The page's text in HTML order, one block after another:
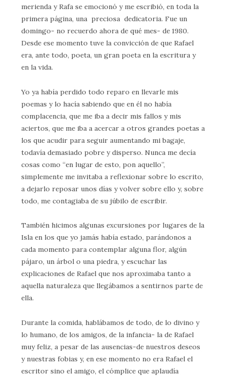
merienda y Rafa se emocionó y me escribió, en toda la
primera página, una preciosa dedicatoria. Fue un
domingo- no recuerdo ahora de qué mes- de 1980.
Desde ese momento tuve la convicción de que Rafael
era, ante todo, poeta, un gran poeta en la escritura y
en la vida.
Yo ya había perdido todo reparo en llevarle mis
poemas y lo hacía sabiendo que en él no había
complacencia, que me iba a decir mis fallos y mis
aciertos, que me iba a acercar a otros grandes poetas a
los que acudir para seguir aumentando mi bagaje,
todavía demasiado pobre y disperso. Nunca me decía
cosas como “en lugar de esto, pon aquello”,
simplemente me invitaba a reflexionar sobre lo escrito,
a dejarlo reposar unos días y volver sobre ello y, sobre
todo, me contagiaba de su júbilo de escribir.
También hicimos algunas excursiones por lugares de la
Isla en los que yo jamás había estado, parándonos a
cada momento para contemplar alguna flor, algún
pájaro, un árbol o una piedra, y escuchar las
explicaciones de Rafael que nos aproximaba tanto a
aquella naturaleza que llegábamos a sentirnos parte de
ella.
Durante la comida, hablábamos de todo, de lo divino y
lo humano, de los amigos, de la infancia- la de Rafael
muy feliz, a pesar de las ausencias-de nuestros deseos
y nuestras fobias y, en ese momento no era Rafael el
escritor sino el amigo, el cómplice que aplaudía